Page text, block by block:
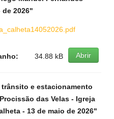
de 2026"
Abrir
34.88 kB
e estacionamento
das Velas - Igreja
- 13 de maio de 2026"